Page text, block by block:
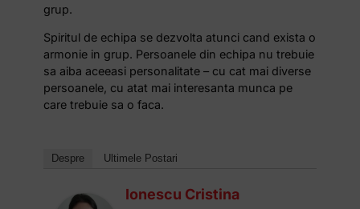
grup.
Spiritul de echipa se dezvolta atunci cand exista o
armonie in grup. Persoanele din echipa nu trebuie
sa aiba aceeasi personalitate – cu cat mai diverse
persoanele, cu atat mai interesanta munca pe
care trebuie sa o faca.
Despre Ultimele Postari
Ionescu Cristina